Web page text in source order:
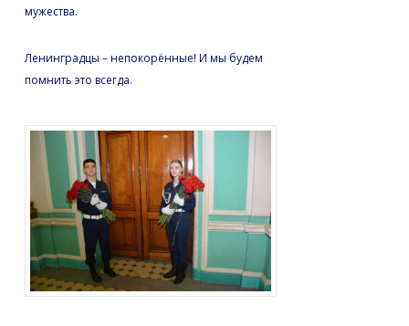
мужества.
Ленинградцы – непокорённые! И мы будем
помнить это всегда.